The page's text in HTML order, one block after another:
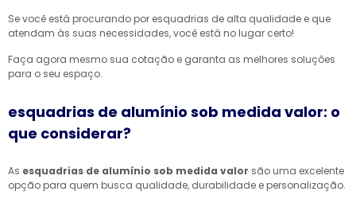
Se você está procurando por esquadrias de alta qualidade e que
atendam às suas necessidades, você está no lugar certo!
Faça agora mesmo sua cotação e garanta as melhores soluções
para o seu espaço.
esquadrias de alumínio sob medida valor: o
que considerar?
As esquadrias de alumínio sob medida valor são uma excelente
opção para quem busca qualidade, durabilidade e personalização.